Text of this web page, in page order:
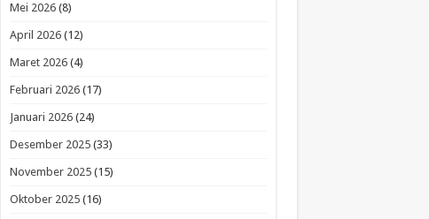
Mei 2026(8)
April 2026(12)
Maret 2026(4)
Februari 2026(17)
Januari 2026(24)
Desember 2025(33)
November 2025(15)
Oktober 2025(16)